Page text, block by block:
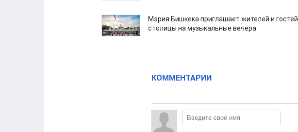
Мэрия Бишкека приглашает жителей и гостей
столицы на музыкальные вечера
КОММЕНТАРИИ